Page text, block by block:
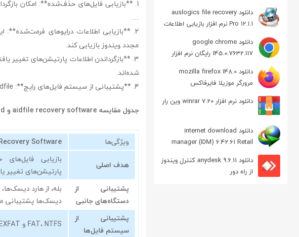
دانلود auslogics file recovery
Pro 12.1.1 نرم افزار بازیابی اطلاعات
دانلود google chrome
145.0.7632.117 رایگان نرم افزار
مرورگر گوگل کروم
دانلود mozilla firefox 148.0
مرورگر موزیلا فایرفاکس
دانلود نرم افزار winrar 7.20 وین رار
دانلود internet download
manager (IDM) 6.42.61 Retail
مدیریت دانلود
دانلود anydesk 9.6.11 کنترل ویندوز
از راه دور
1. **بازیابی فایل‌های حذف‌شده**: امکان
…
2. **بازیابی اطلاعات درایوهای
مجدد ویندوز بازیابی کند.
3. **بازگرداندن اطلاعات پارتیشن‌های تغییر
شده‌اند.
4. **پشتیبانی از سیستم فایل‌های رایج**: Aidfile از سه سیستم‌فایل FAT، NTFS و EXFAT پشتیبانی می‌کند.
جدول مقایسه aidfile recovery software و EaseUS Data Recovery Wizard
ویژگی‌ها Software
هدف اصلی
بازیابی
پارتیشن‌های تغییر
پشتیبانی از
دستگاه‌های جانبی
بله، از هارد
دیسک‌ها پشتیبانی
پشتیبانی از
سیستم فایل‌ها
FAT، NTFS و EXFAT